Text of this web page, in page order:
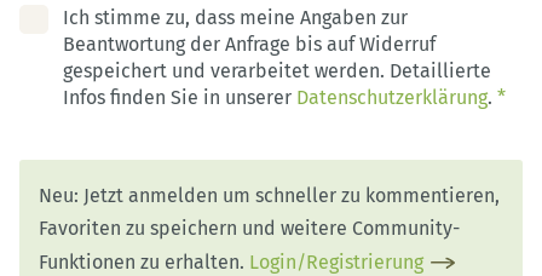
Ich stimme zu, dass meine Angaben zur
Beantwortung der Anfrage bis auf Widerruf
gespeichert und verarbeitet werden. Detaillierte
Infos finden Sie in unserer Datenschutzerklärung. *
Neu: Jetzt anmelden um schneller zu kommentieren,
Favoriten zu speichern und weitere Community-
Funktionen zu erhalten. Login/Registrierung